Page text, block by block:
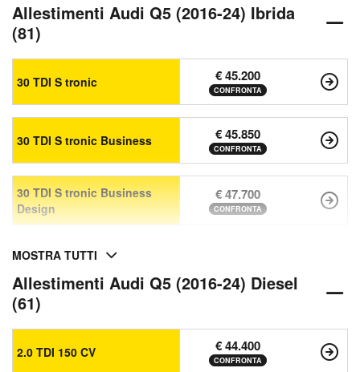
Allestimenti Audi Q5 (2016-24) Ibrida
(81)
30 TDI S tronic € 45.200
CONFRONTA
30 TDI S tronic Business € 45.850
CONFRONTA
30 TDI S tronic Business
Design
€ 47.700
CONFRONTA
MOSTRA TUTTI
Allestimenti Audi Q5 (2016-24) Diesel
(61)
2.0 TDI 150 CV € 44.400
CONFRONTA